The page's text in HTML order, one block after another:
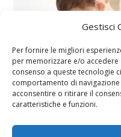
Gestisci
Per fornire le migliori
per memorizzare e/o
consenso a queste tecnologie
comportamento di
acconsentire o ritirare il
caratteristiche e funzioni.
Vaccini